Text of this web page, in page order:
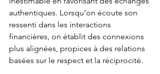
authentiques. Lorsqu’on écoute son
ressenti dans les interactions
financières, on établit des connexions
plus alignées, propices à des relations
basées sur le respect et la réciprocité.